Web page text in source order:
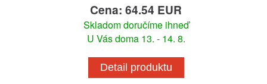
Cena: 64.54 EUR
Skladom doručíme ihneď
U Vás doma 13. - 14. 8.
Detail produktu